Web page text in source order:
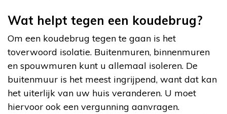
Wat helpt tegen een koudebrug?
Om een koudebrug tegen te gaan is het
toverwoord isolatie. Buitenmuren, binnenmuren
en spouwmuren kunt u allemaal isoleren. De
buitenmuur is het meest ingrijpend, want dat kan
het uiterlijk van uw huis veranderen. U moet
hiervoor ook een vergunning aanvragen.